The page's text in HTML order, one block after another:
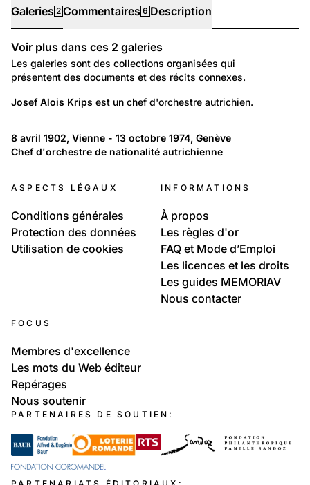
Galeries 2 Commentaires 6 Description
Galeries
Voir plus dans ces 2 galeries
Les galeries sont des collections organisées qui
présentent des documents et des récits connexes.
Portraits: Création artistique et intellectuelle
Josef Alois Krips est un chef d'orchestre autrichien.
Temps libre et culture: Littérature et musique
KRIPS, Josef
8 avril 1902, Vienne - 13 octobre 1974, Genève
Chef d'orchestre de nationalité autrichienne
ASPECTS LÉGAUX
Conditions générales
Protection des données
Utilisation de cookies
INFORMATIONS
À propos
Les règles d'or
FAQ et Mode d’Emploi
Les licences et les droits
Les guides MEMORIAV
Nous contacter
FOCUS
Membres d'excellence
Les mots du Web éditeur
Repérages
Nous soutenir
PARTENAIRES DE SOUTIEN: